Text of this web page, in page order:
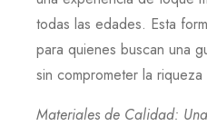
todas las edades. Esta
para quienes buscan una
sin comprometer la riqueza
Materiales de Calidad: